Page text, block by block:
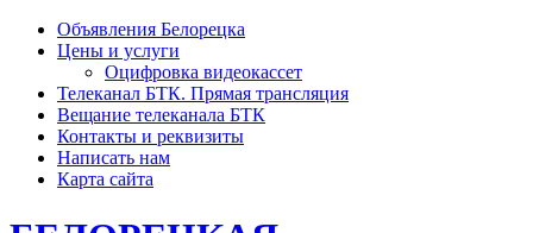
Объявления Белорецка
Цены и услуги
Оцифровка видеокассет
Телеканал БТК. Прямая трансляция
Вещание телеканала БТК
Контакты и реквизиты
Написать нам
Карта сайта